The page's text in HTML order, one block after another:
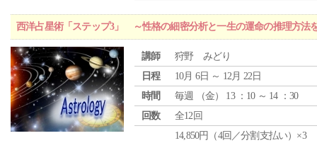
西洋占星術「ステップ3」 ～性格の細密分析と一生の運命の推理方法
講師
狩野 みどり
日程
10月 6日 ～ 12月 22日
時間
毎週 （金） 13 ：10 ～ 14 ：30
回数
全12回
14,850円（4回／分割支払い）×3